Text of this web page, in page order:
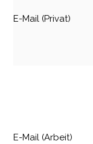
E-Mail (Privat)
E-Mail (Arbeit)